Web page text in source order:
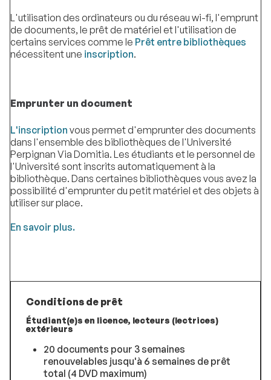
L'utilisation des ordinateurs ou du réseau wi-fi, l'emprunt
de documents, le prêt de matériel et l'utilisation de
certains services comme le Prêt entre bibliothèques
nécessitent une inscription.
Emprunter un document
L'inscription vous permet d'emprunter des documents
dans l'ensemble des bibliothèques de l'Université
Perpignan Via Domitia. Les étudiants et le personnel de
l'Université sont inscrits automatiquement à la
bibliothèque. Dans certaines bibliothèques vous avez la
possibilité d'emprunter du petit matériel et des objets à
utiliser sur place.
En savoir plus.
Conditions de prêt
Étudiant(e)s en licence, lecteurs (lectrices)
extérieurs
20 documents pour 3 semaines
renouvelables jusqu'à 6 semaines de prêt
total (4 DVD maximum)